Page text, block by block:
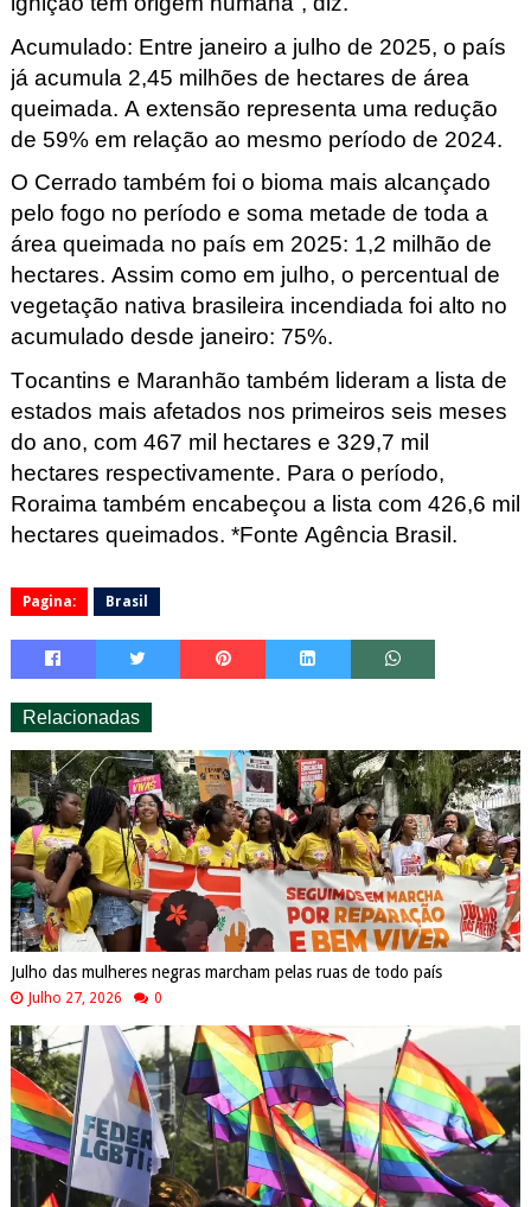
Acumulado: Entre janeiro a julho de 2025, o país
já acumula 2,45 milhões de hectares de área
queimada. A extensão representa uma redução
de 59% em relação ao mesmo período de 2024.
O Cerrado também foi o bioma mais alcançado
pelo fogo no período e soma metade de toda a
área queimada no país em 2025: 1,2 milhão de
hectares. Assim como em julho, o percentual de
vegetação nativa brasileira incendiada foi alto no
acumulado desde janeiro: 75%.
Tocantins e Maranhão também lideram a lista de
estados mais afetados nos primeiros seis meses
do ano, com 467 mil hectares e 329,7 mil
hectares respectivamente. Para o período,
Roraima também encabeçou a lista com 426,6 mil
hectares queimados. *Fonte Agência Brasil.
Pagina: Brasil
Relacionadas
Julho das mulheres negras marcham pelas ruas de todo país
Julho 27, 2026 0